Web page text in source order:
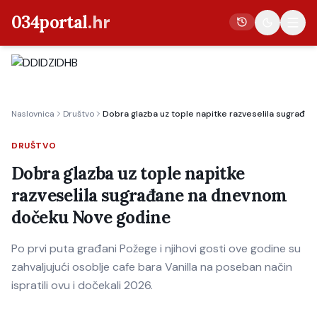
034portal.hr
Crna kronika
Poljoprivreda
Politika
Gospodarstvo
Život
Kultura
Sport
Naslovnica Društvo Dobra glazba uz tople napitke razveselila
DRUŠTVO
Dobra glazba uz tople napitke
razveselila sugrađane na dnevnom
dočeku Nove godine
Po prvi puta građani Požege i njihovi gosti ove godine su
zahvaljujući osoblje cafe bara Vanilla na poseban način
ispratili ovu i dočekali 2026.